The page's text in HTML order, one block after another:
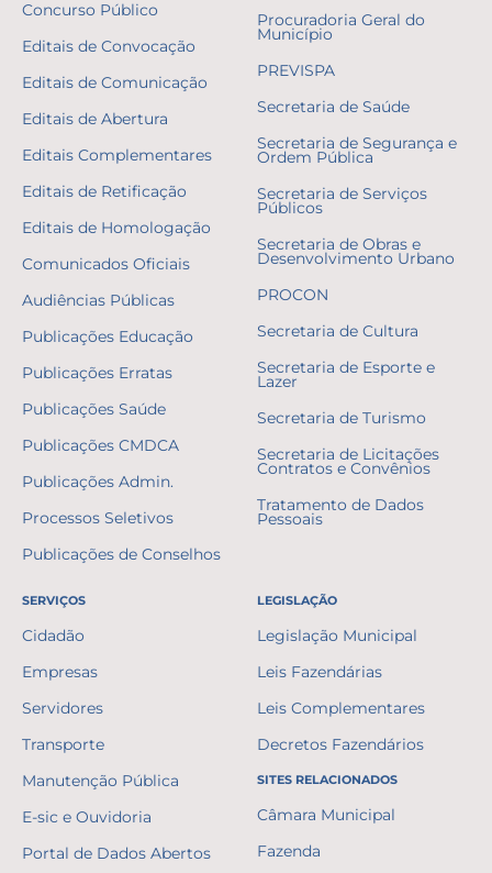
Concurso Público
Editais de Convocação
Editais de Comunicação
Editais de Abertura
Editais Complementares
Editais de Retificação
Editais de Homologação
Comunicados Oficiais
Audiências Públicas
Publicações Educação
Publicações Erratas
Publicações Saúde
Publicações CMDCA
Publicações Admin.
Processos Seletivos
Publicações de Conselhos
Procuradoria Geral do
Município
PREVISPA
Secretaria de Saúde
Secretaria de Segurança e
Ordem Pública
Secretaria de Serviços
Públicos
Secretaria de Obras e
Desenvolvimento Urbano
PROCON
Secretaria de Cultura
Secretaria de Esporte e
Lazer
Secretaria de Turismo
Secretaria de Licitações
Contratos e Convênios
Tratamento de Dados
Pessoais
SERVIÇOS
Cidadão
Empresas
Servidores
Transporte
Manutenção Pública
E-sic e Ouvidoria
Portal de Dados Abertos
LEGISLAÇÃO
Legislação Municipal
Leis Fazendárias
Leis Complementares
Decretos Fazendários
SITES RELACIONADOS
Câmara Municipal
Fazenda